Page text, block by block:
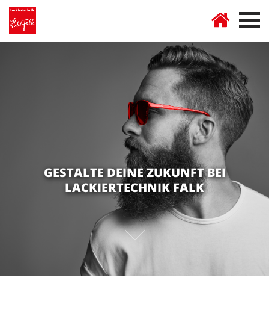
GESTALTE DEINE ZUKUNFT BEI
LACKIERTECHNIK FALK